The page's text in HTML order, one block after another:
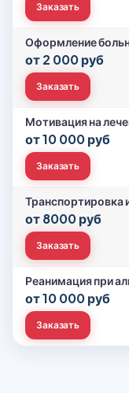
Заказать
Оформление
от 2 000 руб
Заказать
Мотивация на
от 10 000 руб
Заказать
Транспортировка
от 8000 руб
Заказать
Реанимация при
от 10 000 руб
Заказать